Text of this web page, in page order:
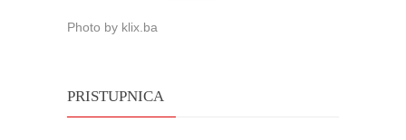
Photo by klix.ba
PRISTUPNICA